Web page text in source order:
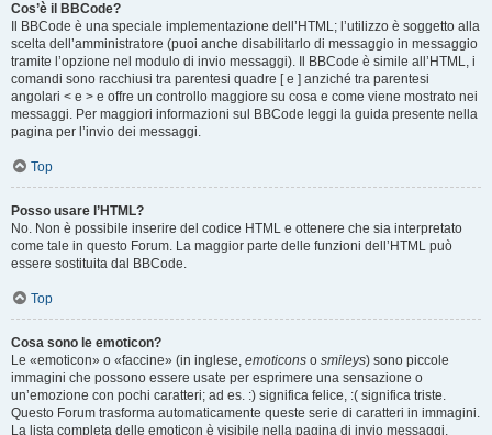
Cos’è il BBCode?
Il BBCode è una speciale implementazione dell’HTML; l’utilizzo è soggetto alla
scelta dell’amministratore (puoi anche disabilitarlo di messaggio in messaggio
tramite l’opzione nel modulo di invio messaggi). Il BBCode è simile all’HTML, i
comandi sono racchiusi tra parentesi quadre [ e ] anziché tra parentesi
angolari < e > e offre un controllo maggiore su cosa e come viene mostrato nei
messaggi. Per maggiori informazioni sul BBCode leggi la guida presente nella
pagina per l’invio dei messaggi.
Top
Posso usare l’HTML?
No. Non è possibile inserire del codice HTML e ottenere che sia interpretato
come tale in questo Forum. La maggior parte delle funzioni dell’HTML può
essere sostituita dal BBCode.
Top
Cosa sono le emoticon?
Le «emoticon» o «faccine» (in inglese, emoticons o smileys) sono piccole
immagini che possono essere usate per esprimere una sensazione o
un’emozione con pochi caratteri; ad es. :) significa felice, :( significa triste.
Questo Forum trasforma automaticamente queste serie di caratteri in immagini.
La lista completa delle emoticon è visibile nella pagina di invio messaggi.